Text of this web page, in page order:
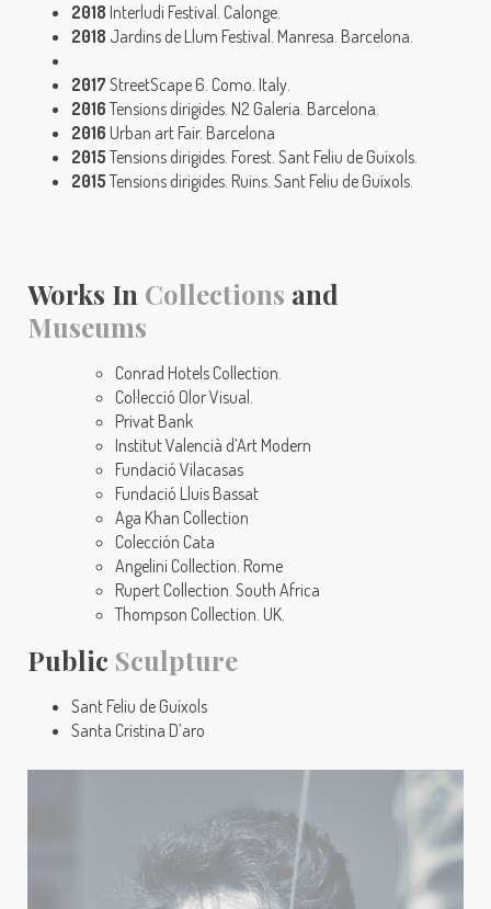
2018 Interludi Festival. Calonge.
2018 Jardins de Llum Festival. Manresa. Barcelona.
2017 StreetScape 6. Como. Italy.
2016 Tensions dirigides. N2 Galeria. Barcelona.
2016 Urban art Fair. Barcelona
2015 Tensions dirigides. Forest. Sant Feliu de Guíxols.
2015 Tensions dirigides. Ruins. Sant Feliu de Guíxols.
Works In Collections and
Museums
Conrad Hotels Collection.
Col·lecció Olor Visual.
Privat Bank
Institut Valencià d’Art Modern
Fundació Vilacasas
Fundació Lluis Bassat
Aga Khan Collection
Colección Cata
Angelini Collection. Rome
Rupert Collection. South Africa
Thompson Collection. UK.
Public Sculpture
Sant Feliu de Guíxols
Santa Cristina D’aro